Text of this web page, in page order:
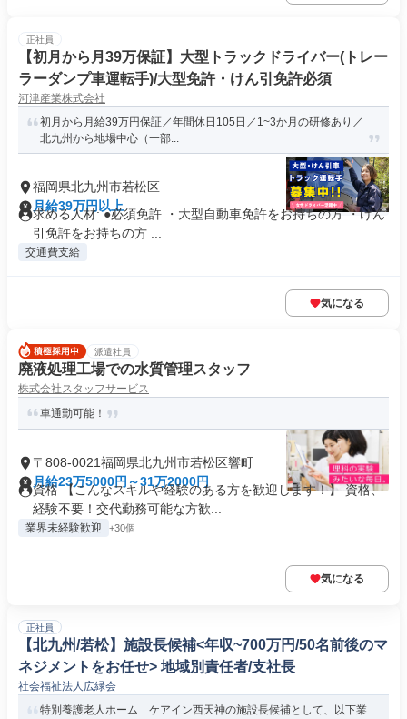
正社員
【初月から月39万保証】大型トラックドライバー(トレー
ラーダンプ車運転手)/大型免許・けん引免許必須
河津産業株式会社
初月から月給39万円保証／年間休日105日／1~3か月の研修あり／
北九州から地場中心（一部...
福岡県北九州市若松区
月給39万円以上
求める人材: ●必須免許 ・大型自動車免許をお持ちの方 ・けん
引免許をお持ちの方 ...
交通費支給
気になる
派遣社員
廃液処理工場での水質管理スタッフ
株式会社スタッフサービス
車通勤可能！
〒808-0021福岡県北九州市若松区響町
月給23万5000円～31万2000円
資格 【こんなスキルや経験のある方を歓迎します！】 資格、
経験不要！交代勤務可能な方歓...
業界未経験歓迎 +30個
気になる
正社員
【北九州/若松】施設長候補<年収~700万円/50名前後のマ
ネジメントをお任せ> 地域別責任者/支社長
社会福祉法人広緑会
特別養護老人ホーム ケアイン西天神の施設長候補として、以下業